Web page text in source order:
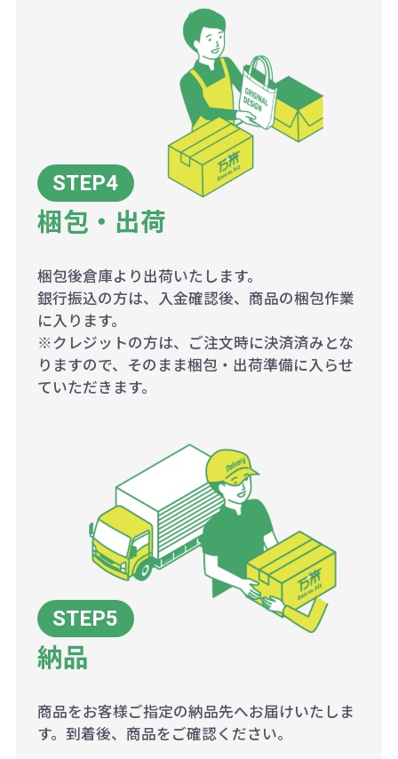
梱包・出荷
梱包後倉庫より出荷いたします。
銀行振込の方は、入金確認後、商品の梱包作業
に入ります。
※クレジットの方は、ご注文時に決済済みとな
りますので、そのまま梱包・出荷準備に入らせ
ていただきます。
納品
商品をお客様ご指定の納品先へお届けいたしま
す。到着後、商品をご確認ください。